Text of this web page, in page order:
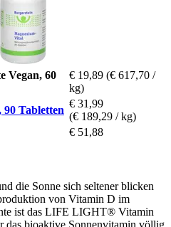
Vegan, 60
€ 19,89 (€ 617,70 /
kg)
Tabletten
€ 31,99
(€ 189,29 / kg)
€ 51,88
die Sonne sich seltener blicken
von Vitamin D im
ist das LIFE LIGHT® Vitamin
das bioaktive Sonnenvitamin völlig